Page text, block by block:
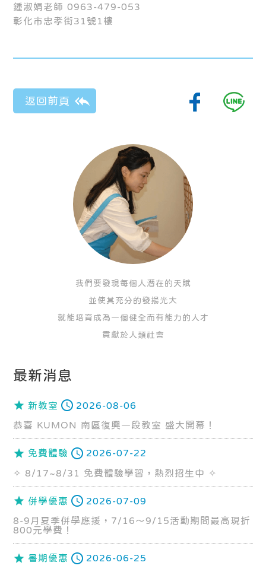
鍾淑娟老師 0963-479-053
彰化市忠孝街31號1樓
我們要發現每個人潛在的天賦
並使其充分的發揚光大
就能培育成為一個健全而有能力的人才
貢獻於人類社會
最新消息
新教室 2026-08-06
恭喜 KUMON 南區復興一段教室 盛大開幕！
免費體驗 2026-07-22
✧ 8/17~8/31 免費體驗學習，熱烈招生中 ✧
併學優惠 2026-07-09
8-9月夏季併學應援，7/16～9/15活動期間最高現折
800元學費！
暑期優惠 2026-06-25